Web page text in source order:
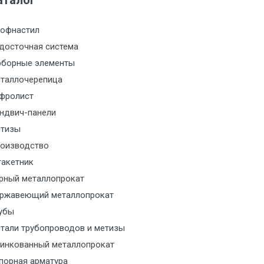
за МКАД
за МКАД
за МКАД
за МКАД
с транспортным
с транспортным
система
элементы
панели
металлопрокат
металлопрокат
трубопроводов и метизы
металлопрокат
арматура